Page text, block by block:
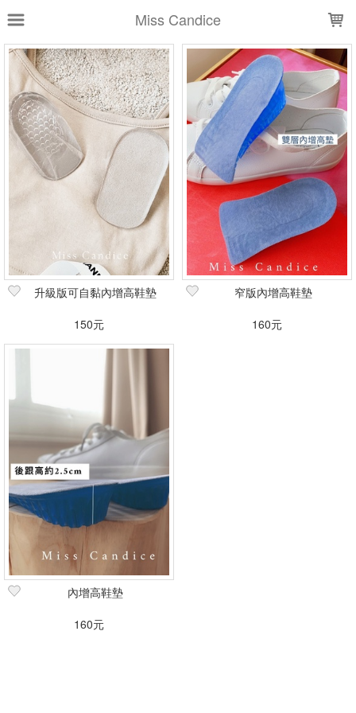
Miss Candice
上架時間 銷售件數 銷售價格
樣式尺寸篩選
全部樣式 咖 深灰 黃
透明
藍灰
豹紋
2.5cm 3.5cm 35
36
40
41
篩選
升級版可自黏內增高鞋墊
150元
窄版內增高鞋墊
160元
內增高鞋墊
160元